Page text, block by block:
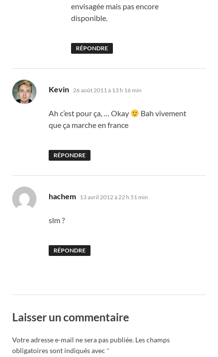
envisagée mais pas encore
disponible.
RÉPONDRE
Kevin dit :
26 août 2011 à 13 h 16 min
Ah c’est pour ça, … Okay
Bah vivement
que ça marche en france
RÉPONDRE
hachem dit :
13 avril 2012 à 22 h 51 min
slm ?
RÉPONDRE
Laisser un commentaire
Votre adresse e-mail ne sera pas publiée. Les champs
obligatoires sont indiqués avec *